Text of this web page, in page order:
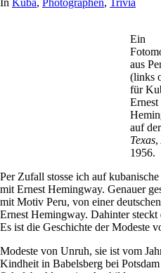
In Kuba, Photographen, Trivia
Ein
aus
(links
für
Ernest
auf der
Texas,
1956.
Per Zufall stosse ich auf
mit Ernest Hemingway. Genauer
mit Motiv Peru, von einer
Ernest Hemingway. Dahinter steckt
Es ist die Geschichte der Modeste
Modeste von Unruh, sie ist vom
Kindheit in Babelsberg bei